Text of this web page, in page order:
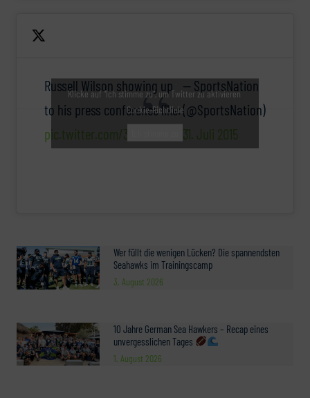
Wer füllt die wenigen Lücken? Die spannendsten
Seahawks im Trainingscamp
3. August 2026
10 Jahre German Sea Hawkers – Recap eines
unvergesslichen Tages
1. August 2026
Russell Wilson showing up
to his press conference like:
pic.twitter.com/3KPHciNlAi
— SportsNation
(@SportsNation)
31. Juli 2015
Klicke auf "Ich stimme zu", um Twitter zu aktivieren
Cookie-Richtlinie